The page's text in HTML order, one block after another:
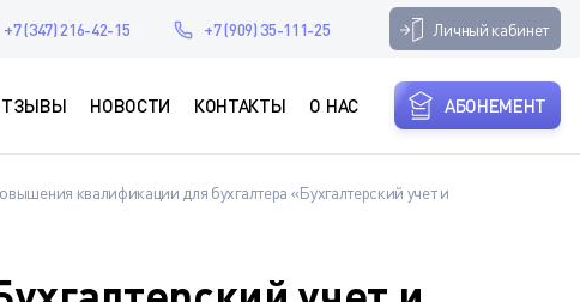
+7 (347) 216-42-15 +7 (909) 35-111-25 Личный кабинет
НОВОСТИ КОНТАКТЫ О НАС АБОНЕМЕНТ
квалификации для бухгалтера «Бухгалтерский учет и